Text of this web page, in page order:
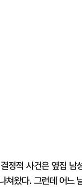
정적 사건은 옆집
쳐왔다. 그런데 어느